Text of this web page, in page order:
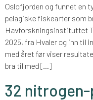
Oslofjorden og funnet en
pelagiske fiskearter som
Havforskningsinstituttet
2025, fra Hvaler og inn til
med året før viser
bra til med […]
32